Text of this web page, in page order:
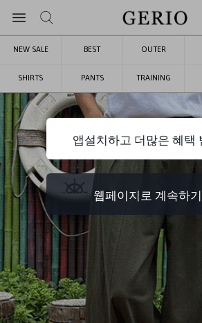
NEW SALE BEST OUTER
SHIRTS PANTS TRAINING
앱설치하고 더많은 혜택
웹페이지로 계속하